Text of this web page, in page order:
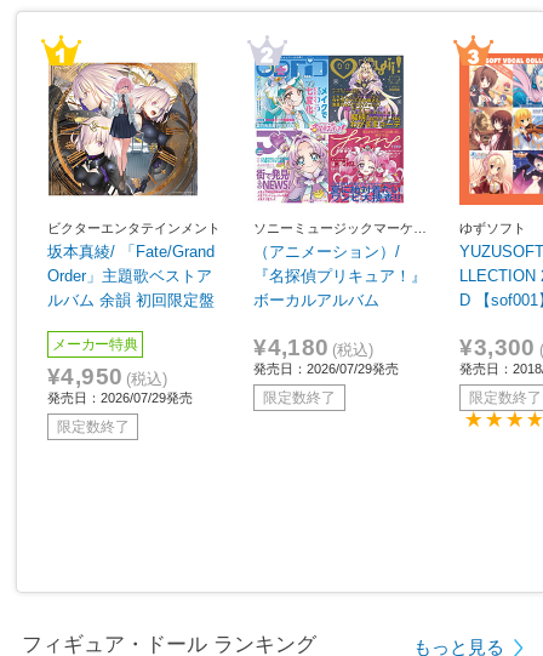
ビクターエンタテインメント
坂本真綾/ 「Fate/Grand
Order」主題歌ベストア
ルバム 余韻 初回限定盤
メーカー特典
¥4,950 (税込)
発売日：2026/07/29発売
限定数終了
ソニーミュージックマーケテ
ィング
（アニメーション）/
『名探偵プリキュア！』
ボーカルアルバム
¥4,180 (税込)
発売日：2026/07/29発売
限定数終了
ゆずソフト
LLECTION
D 【sof001
¥3,300
発売日：
限定数終了
フィギュア・ドール ランキング もっと見る